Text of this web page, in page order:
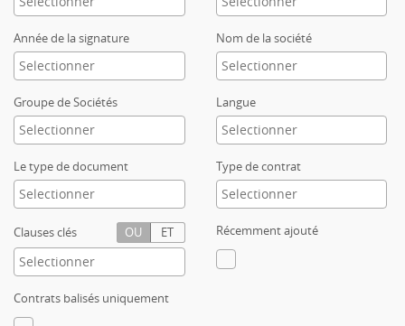
Glossaire
Recherche et analyse
Sites de pays
Contact
Année de la signature Nom de la société
Groupe de Sociétés Langue
Le type de document Type de contrat
Clauses clés OU ET Récemment ajouté
Contrats balisés uniquement